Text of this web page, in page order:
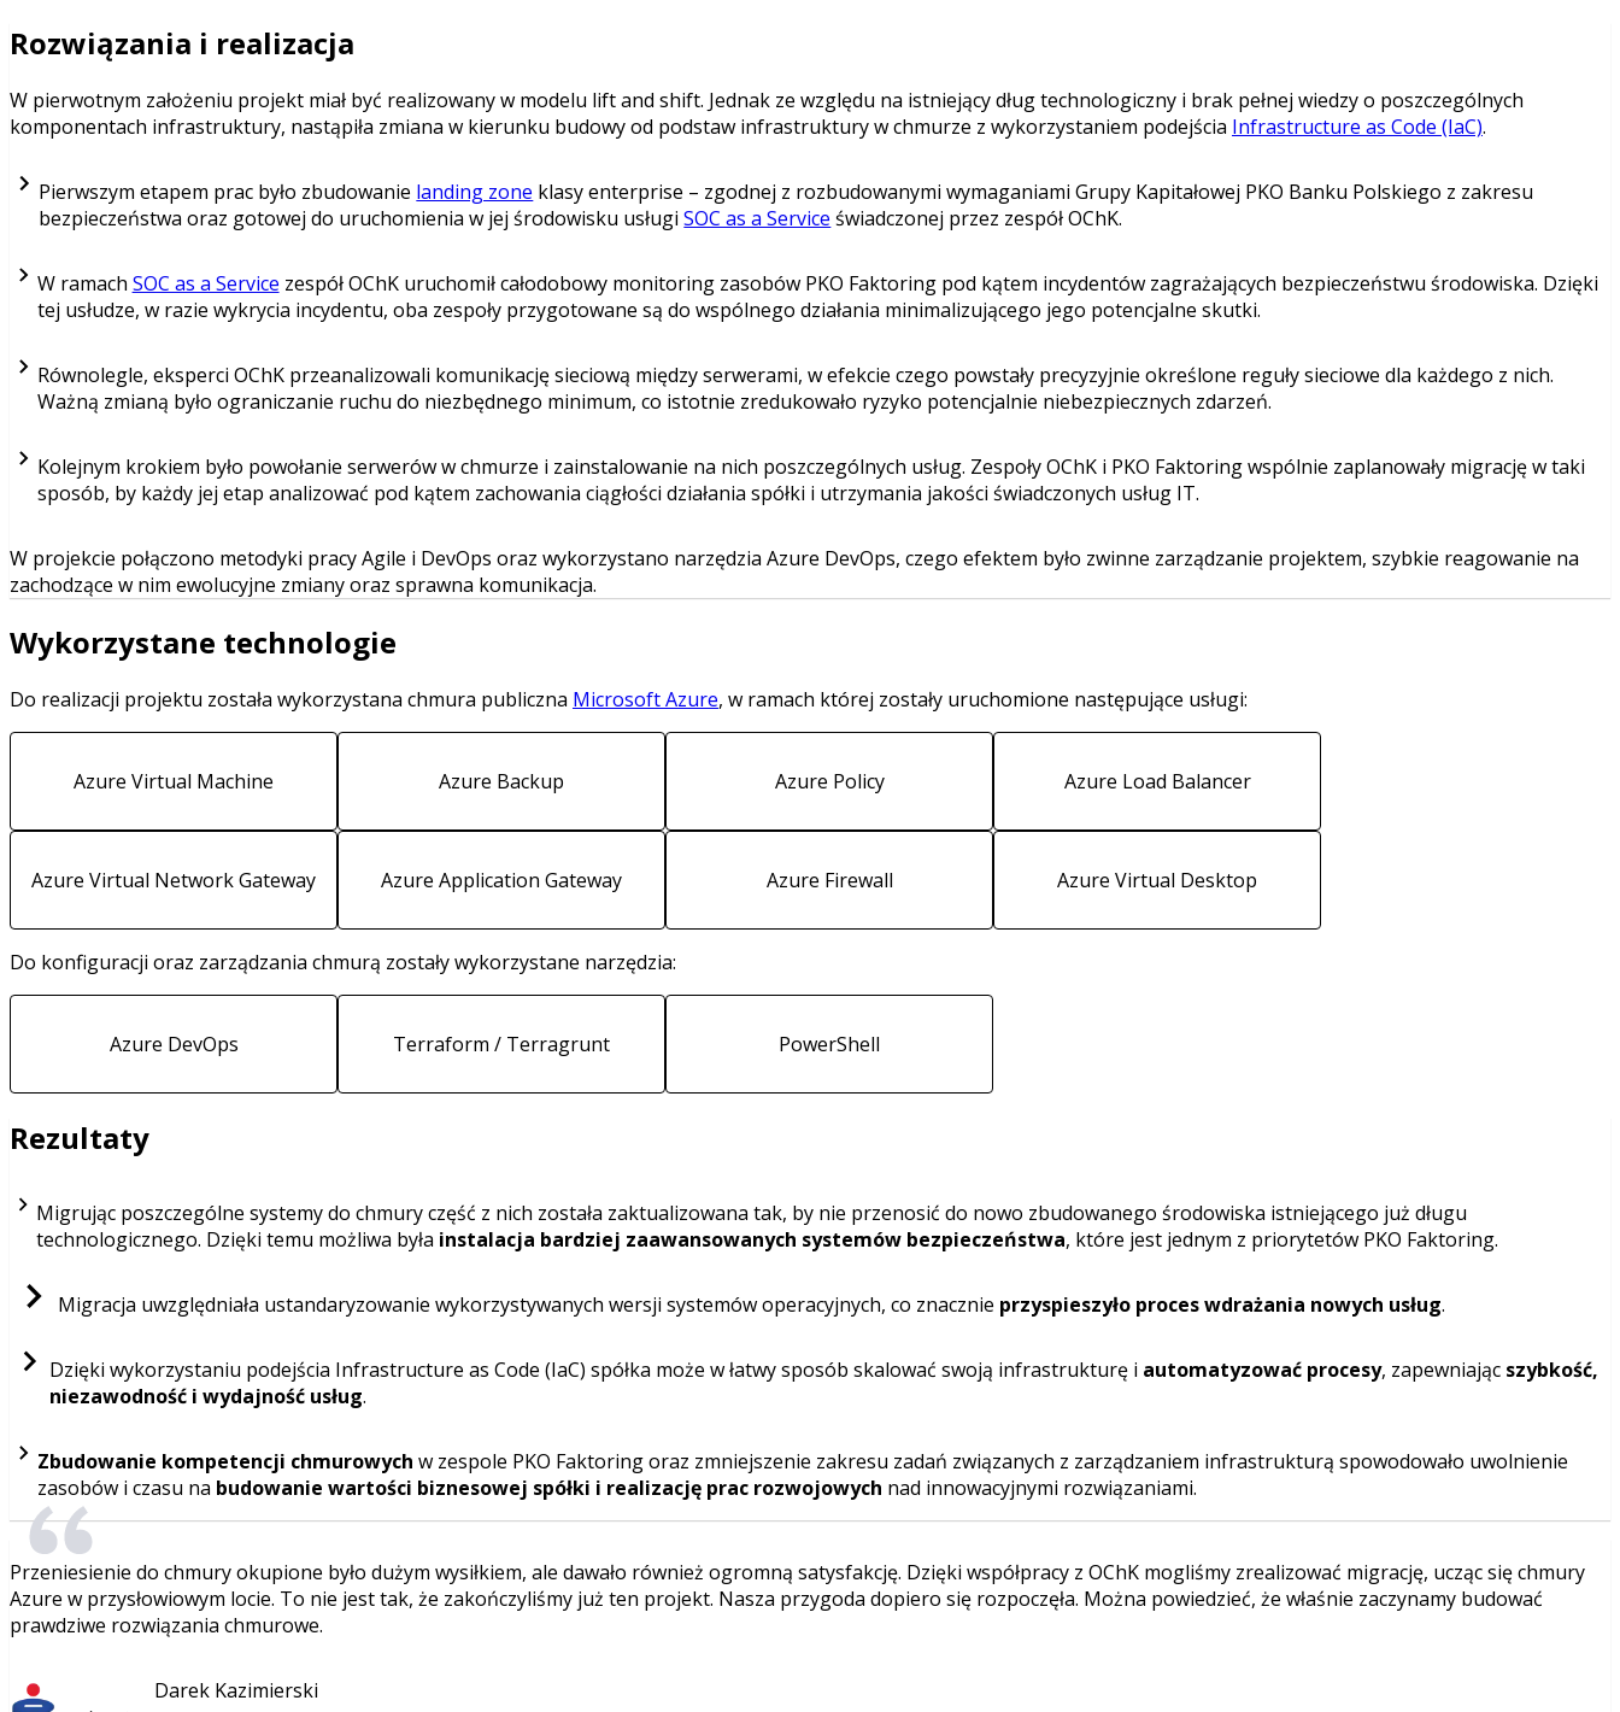
Rozwiązania i realizacja
W pierwotnym założeniu projekt miał być realizowany w modelu lift and shift. Jednak ze względu na istniejący dług technologiczny i brak pełnej wiedzy o poszczególnych
komponentach infrastruktury, nastąpiła zmiana w kierunku budowy od podstaw infrastruktury w chmurze z wykorzystaniem podejścia Infrastructure as Code (IaC).
Pierwszym etapem prac było zbudowanie landing zone klasy enterprise – zgodnej z rozbudowanymi wymaganiami Grupy Kapitałowej PKO Banku Polskiego z zakresu
bezpieczeństwa oraz gotowej do uruchomienia w jej środowisku usługiSOC as a Service świadczonej przez zespół OChK.
W ramach SOC as a Service zespół OChK uruchomił całodobowy monitoring zasobów PKO Faktoring pod kątem incydentów zagrażających bezpieczeństwu środowiska. Dzięki
tej usłudze, w razie wykrycia incydentu, oba zespoły przygotowane są do wspólnego działania minimalizującego jego potencjalne skutki.
Równolegle, eksperci OChK przeanalizowali komunikację sieciową między serwerami, w efekcie czego powstały precyzyjnie określone reguły sieciowe dla każdego z nich.
Ważną zmianą było ograniczanie ruchu do niezbędnego minimum, co istotnie zredukowało ryzyko potencjalnie niebezpiecznych zdarzeń.
Kolejnym krokiem było powołanie serwerów w chmurze i zainstalowanie na nich poszczególnych usług. Zespoły OChK i PKO Faktoring wspólnie zaplanowały migrację w taki
sposób, by każdy jej etap analizować pod kątem zachowania ciągłości działania spółki i utrzymania jakości świadczonych usług IT.
W projekcie połączono metodyki pracy Agile i DevOps oraz wykorzystano narzędzia Azure DevOps, czego efektem było zwinne zarządzanie projektem, szybkie reagowanie na
zachodzące w nim ewolucyjne zmiany oraz sprawna komunikacja.
Wykorzystane technologie
Do realizacji projektu została wykorzystana chmura publiczna Microsoft Azure, w ramach której zostały uruchomione następujące usługi:
Azure Virtual Machine Azure Backup Azure Policy Azure Load Balancer
Azure Virtual Network Gateway Azure Application Gateway Azure Firewall Azure Virtual Desktop
Do konfiguracji oraz zarządzania chmurą zostały wykorzystane narzędzia:
Azure DevOps Terraform / Terragrunt PowerShell
Rezultaty
Migrując poszczególne systemy do chmury część z nich została zaktualizowana tak, by nie przenosić do nowo zbudowanego środowiska istniejącego już długu
technologicznego. Dzięki temu możliwa była instalacja bardziej zaawansowanych systemów bezpieczeństwa, które jest jednym z priorytetów PKO Faktoring.
Migracja uwzględniała ustandaryzowanie wykorzystywanych wersji systemów operacyjnych, co znacznie przyspieszyło proces wdrażania nowych usług.
Dzięki wykorzystaniu podejścia Infrastructure as Code (IaC) spółka może w łatwy sposób skalować swoją infrastrukturę i automatyzować procesy, zapewniając szybkość,
niezawodność i wydajność usług.
Zbudowanie kompetencji chmurowych w zespole PKO Faktoring oraz zmniejszenie zakresu zadań związanych z zarządzaniem infrastrukturą spowodowało uwolnienie
zasobów i czasu na budowanie wartości biznesowej spółki i realizację prac rozwojowych nad innowacyjnymi rozwiązaniami.
Przeniesienie do chmury okupione było dużym wysiłkiem, ale dawało również ogromną satysfakcję. Dzięki współpracy z OChK mogliśmy zrealizować migrację, ucząc się chmury
Azure w przysłowiowym locie. To nie jest tak, że zakończyliśmy już ten projekt. Nasza przygoda dopiero się rozpoczęła. Można powiedzieć, że właśnie zaczynamy budować
prawdziwe rozwiązania chmurowe.
Darek Kazimierski